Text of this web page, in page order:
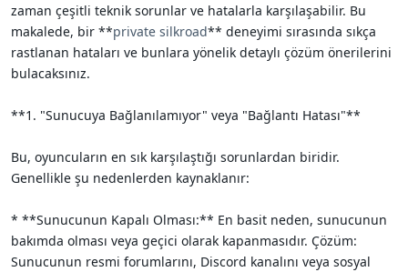
zaman çeşitli teknik sorunlar ve hatalarla karşılaşabilir. Bu
makalede, bir **private silkroad** deneyimi sırasında sıkça
rastlanan hataları ve bunlara yönelik detaylı çözüm önerilerini
bulacaksınız.
**1. "Sunucuya Bağlanılamıyor" veya "Bağlantı Hatası"**
Bu, oyuncuların en sık karşılaştığı sorunlardan biridir.
Genellikle şu nedenlerden kaynaklanır:
* **Sunucunun Kapalı Olması:** En basit neden, sunucunun
bakımda olması veya geçici olarak kapanmasıdır. Çözüm:
Sunucunun resmi forumlarını, Discord kanalını veya sosyal